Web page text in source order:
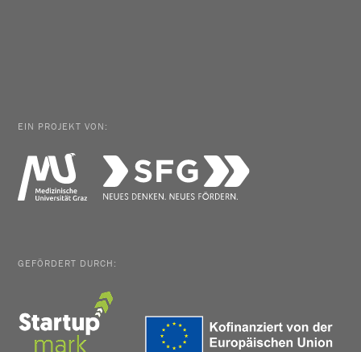
EIN PROJEKT VON:
GEFÖRDERT DURCH: